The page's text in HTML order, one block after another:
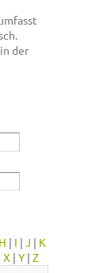
der
H | I | J | K
X | Y | Z